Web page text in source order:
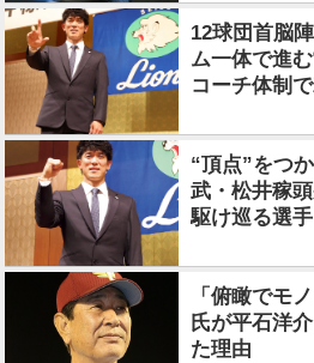
12球団首脳
ム一体で進
コーチ体制
“頂点”をつ
武・松井稼
駆け巡る選
「俯瞰でモ
氏が平石洋
た理由